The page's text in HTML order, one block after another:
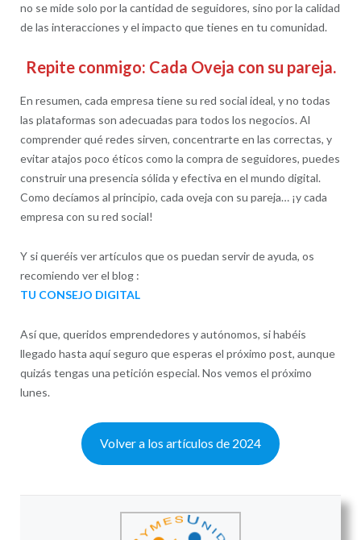
no se mide solo por la cantidad de seguidores, sino por la calidad
de las interacciones y el impacto que tienes en tu comunidad.
Repite conmigo: Cada Oveja con su pareja.
En resumen, cada empresa tiene su red social ideal, y no todas
las plataformas son adecuadas para todos los negocios. Al
comprender qué redes sirven, concentrarte en las correctas, y
evitar atajos poco éticos como la compra de seguidores, puedes
construir una presencia sólida y efectiva en el mundo digital.
Como decíamos al principio, cada oveja con su pareja… ¡y cada
empresa con su red social!
Y si queréis ver artículos que os puedan servir de ayuda, os
recomiendo ver el blog :
TU CONSEJO DIGITAL
Así que, queridos emprendedores y autónomos, si habéis
llegado hasta aquí seguro que esperas el próximo post, aunque
quizás tengas una petición especial. Nos vemos el próximo
lunes.
Volver a los artículos de 2024